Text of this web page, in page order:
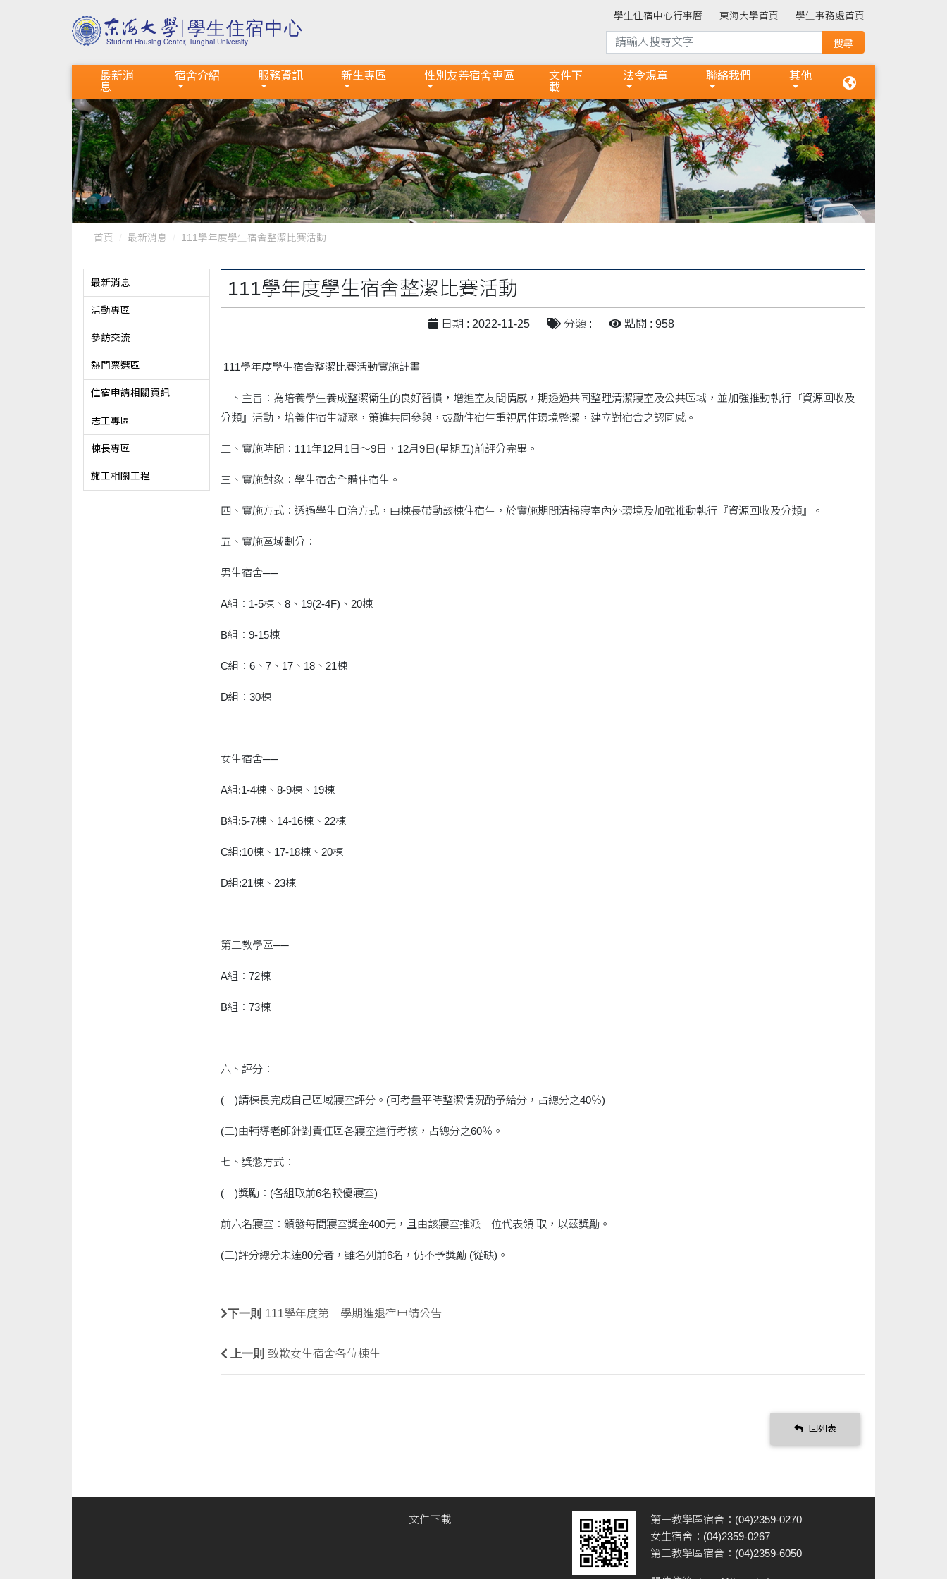
學生住宿中心行事曆 東海大學首頁 學生事務處首頁
最新消
息
宿舍介紹 服務資訊 新生專區 性別友善宿舍專區
文件下
載
法令規章 聯絡我們 其他
首頁 最新消息 111學年度學生宿舍整潔比賽活動
最新消息
活動專區
參訪交流
熱門票選區
住宿申請相關資訊
志工專區
棟長專區
施工相關工程
111學年度學生宿舍整潔比賽活動
日期 : 2022-11-25 分類 : 點閱 : 958
111學年度學生宿舍整潔比賽活動實施計畫
一、主旨：為培養學生養成整潔衛生的良好習慣，增進室友間情感，期透過共同整理清潔寢室及公共區域，並加強推動執行『資源回收及
分類』活動，培養住宿生凝聚，策進共同參與，鼓勵住宿生重視居住環境整潔，建立對宿舍之認同感。
二、實施時間：111年12月1日～9日，12月9日(星期五)前評分完畢。
三、實施對象：學生宿舍全體住宿生。
四、實施方式：透過學生自治方式，由棟長帶動該棟住宿生，於實施期間清掃寢室內外環境及加強推動執行『資源回收及分類』。
五、實施區域劃分：
男生宿舍──
A組：1-5棟、8、19(2-4F)、20棟
B組：9-15棟
C組：6、7、17、18、21棟
D組：30棟
女生宿舍──
A組:1-4棟、8-9棟、19棟
B組:5-7棟、14-16棟、22棟
C組:10棟、17-18棟、20棟
D組:21棟、23棟
第二教學區──
A組：72棟
B組：73棟
六、評分：
(一)請棟長完成自己區域寢室評分。(可考量平時整潔情況酌予給分，占總分之40％)
(二)由輔導老師針對責任區各寢室進行考核，占總分之60％。
七、獎懲方式：
(一)獎勵：(各組取前6名較優寢室)
前六名寢室：頒發每間寢室獎金400元，且 由該寢室推派一位代表領 取 ，以茲獎勵。
(二)評分總分未達80分者，雖名列前6名，仍不予獎勵 (從缺)。
下一則 111學年度第二學期進退宿申請公告
上一則 致歉女生宿舍各位棟生
回列表
文件下載
第一教學區宿舍：(04)2359-0270
女生宿舍：(04)2359-0267
第二教學區宿舍：(04)2359-6050